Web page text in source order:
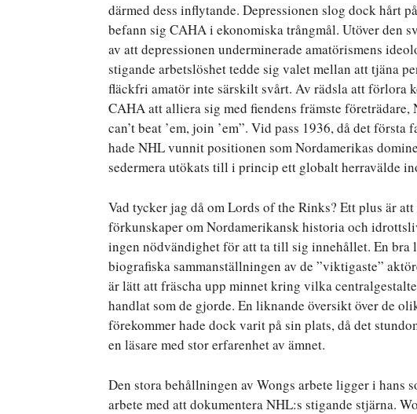
därmed dess inflytande. Depressionen slog dock hårt
befann sig CAHA i ekonomiska trångmål. Utöver den
av att depressionen underminerade amatörismens
stigande arbetslöshet tedde sig valet mellan att tjäna
fläckfri amatör inte särskilt svårt. Av rädsla att förlora
CAHA att alliera sig med fiendens främste
can’t beat ’em, join ’em”. Vid pass 1936, då det
hade NHL vunnit positionen som Nordamerikas
sedermera utökats till i princip ett globalt herravälde
Vad tycker jag då om Lords of the Rinks? Ett plus är
förkunskaper om Nordamerikansk historia och
ingen nödvändighet för att ta till sig innehållet. En bra
biografiska sammanställningen av de ”viktigaste”
är lätt att fräscha upp minnet kring vilka
handlat som de gjorde. En liknande översikt över de
förekommer hade dock varit på sin plats, då det
en läsare med stor erfarenhet av ämnet.
Den stora behållningen av Wongs arbete ligger i
arbete med att dokumentera NHL:s stigande stjärna.